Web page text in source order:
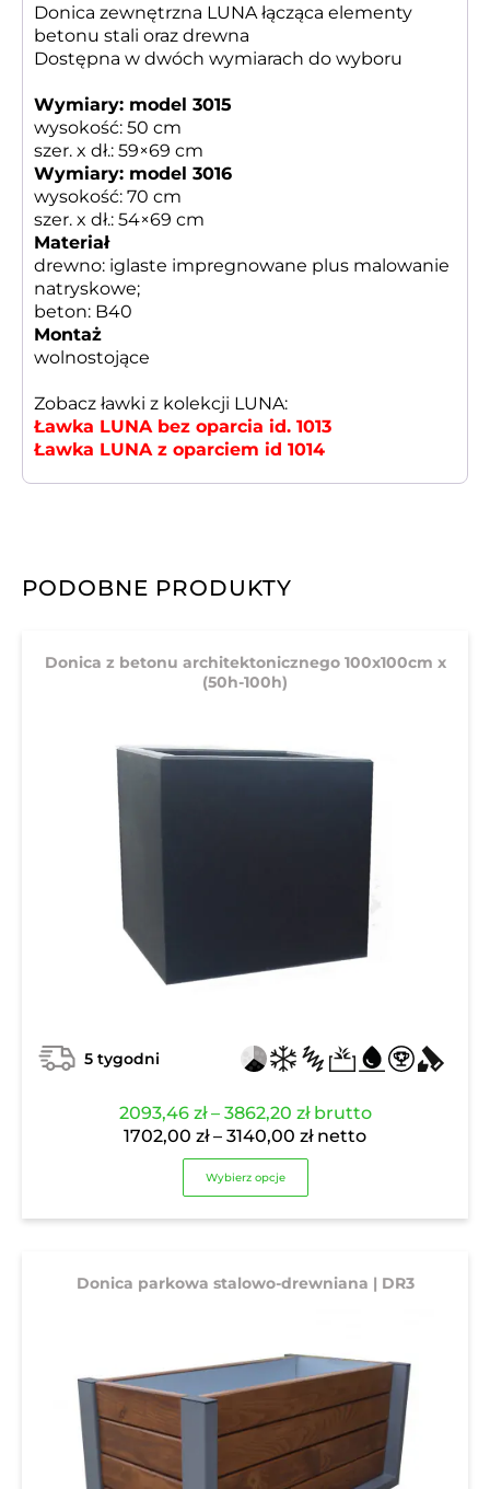
Donica zewnętrzna LUNA łącząca elementy
betonu stali oraz drewna
Dostępna w dwóch wymiarach do wyboru
Wymiary: model 3015
wysokość: 50 cm
szer. x dł.: 59×69 cm
Wymiary: model 3016
wysokość: 70 cm
szer. x dł.: 54×69 cm
Materiał
drewno: iglaste impregnowane plus malowanie
natryskowe;
beton: B40
Montaż
wolnostojące
Zobacz ławki z kolekcji LUNA:
Ławka LUNA bez oparcia id. 1013
Ławka LUNA z oparciem id 1014
PODOBNE PRODUKTY
Donica z betonu architektonicznego 100x100cm x
(50h-100h)
5 tygodni
2093,46 zł – 3862,20 złZakres
cen:
od
do
3862,20 zł
brutto
1702,00 zł – 3140,00 złZakres
do
netto
Wybierz opcje
Donica parkowa stalowo-drewniana | DR3